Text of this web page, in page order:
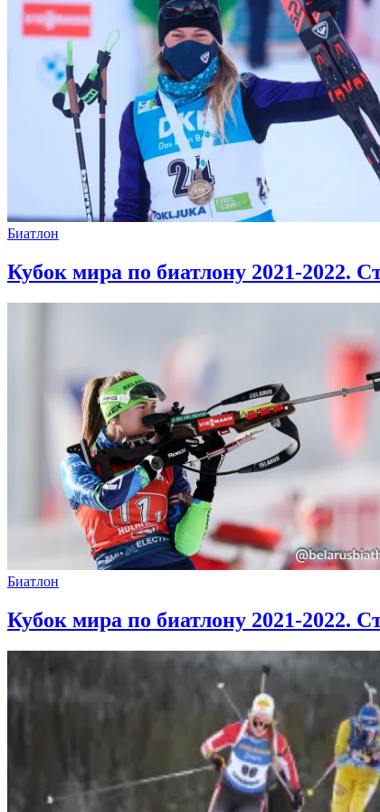
Биатлон
Кубок мира по биатлону 2021-2022.
Биатлон
Кубок мира по биатлону 2021-2022.